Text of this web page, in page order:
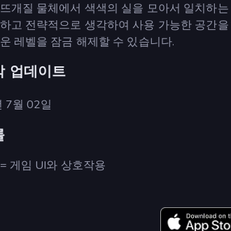
개질 물체에서 색색의 실을 모아서 일치하
고 전략적으로 생각하여 사용 가능한 공간
레벨을 잠금 해제할 수 있습니다.
업데이트
7월 02일
게임 UI와 상호작용